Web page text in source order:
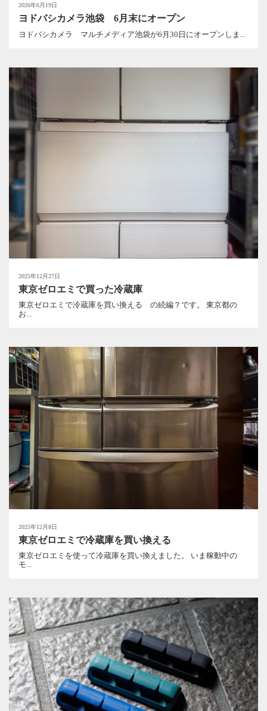
2026年6月19日
ヨドバシカメラ池袋 6月末にオープン
ヨドバシカメラ マルチメディア池袋が6月30日にオープンしま...
2025年12月27日
東京ゼロエミで買った冷蔵庫
東京ゼロエミで冷蔵庫を買い換える の続編？です。 東京都の
お...
2025年12月8日
東京ゼロエミで冷蔵庫を買い換える
東京ゼロエミを使って冷蔵庫を買い換えました。 いま稼動中の
モ...